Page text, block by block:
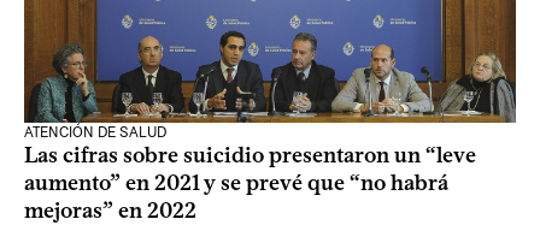
ATENCIÓN DE SALUD
Las cifras sobre suicidio presentaron un “leve
aumento” en 2021 y se prevé que “no habrá
mejoras” en 2022